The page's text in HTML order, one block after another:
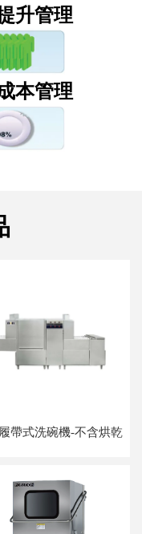
升管理
本管理
帶式洗碗機-不含烘乾